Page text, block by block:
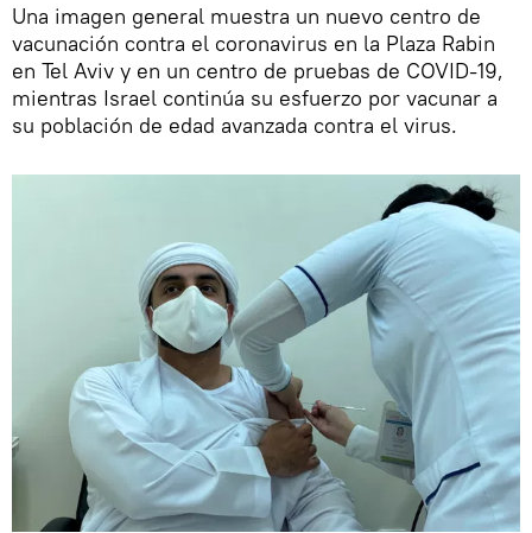
Una imagen general muestra un nuevo centro de
vacunación contra el coronavirus en la Plaza Rabin
en Tel Aviv y en un centro de pruebas de COVID-19,
mientras Israel continúa su esfuerzo por vacunar a
su población de edad avanzada contra el virus.